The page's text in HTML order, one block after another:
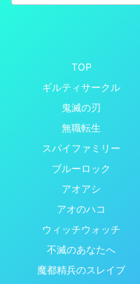
TOP
ギルティサークル
鬼滅の刃
無職転生
スパイファミリー
ブルーロック
アオアシ
アオのハコ
ウィッチウォッチ
不滅のあなたへ
魔都精兵のスレイブ